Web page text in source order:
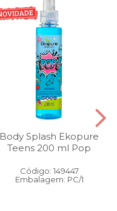
Body Splash Ekopure
Teens 200 ml Pop
Código: 149447
Embalagem: PC/1